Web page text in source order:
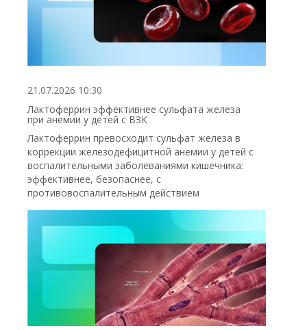
21.07.2026 10:30
Лактоферрин эффективнее сульфата железа
при анемии у детей с ВЗК
Лактоферрин превосходит сульфат железа в
коррекции железодефицитной анемии у детей с
воспалительными заболеваниями кишечника:
эффективнее, безопаснее, с
противовоспалительным действием